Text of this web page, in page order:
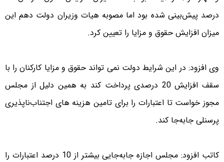
درصد پیش‌بینی شده بود اما مصوبه هیات وزیران دولت دهم این
میزان افزایش حقوق و مزایا را تعیین کرد.
وی افزود: در این شرایط دولت نمی تواند حقوق و مزایا کارکنان را با
سقف افزایش 20 درصدی پرداخت کند به همین دلیل از مجلس
مجوز خواست تا اعتبارات را برای تامین هزینه های اجتناب‌ناپذیری
پرسنلی جابه‌جا کند.
کاتب افزود: مجلس اجازه جابه‌جایی بیشتر از 10 درصد اعتبارات را